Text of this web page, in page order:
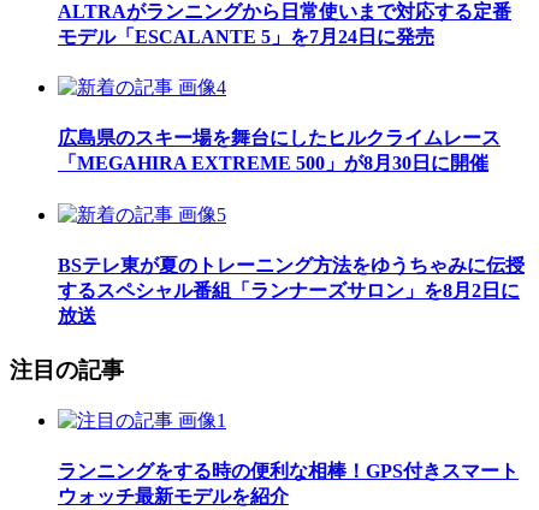
ALTRAがランニングから日常使いまで対応する定番
モデル「ESCALANTE 5」を7月24日に発売
広島県のスキー場を舞台にしたヒルクライムレース
「MEGAHIRA EXTREME 500」が8月30日に開催
BSテレ東が夏のトレーニング方法をゆうちゃみに伝授
するスペシャル番組「ランナーズサロン」を8月2日に
放送
注目の記事
ランニングをする時の便利な相棒！GPS付きスマート
ウォッチ最新モデルを紹介